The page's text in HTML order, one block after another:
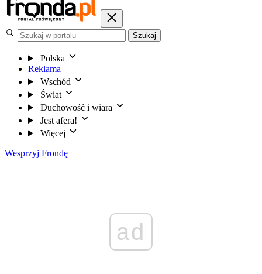
Szukaj
Polska
Reklama
Wschód
Świat
Duchowość i wiara
Jest afera!
Więcej
Wesprzyj Frondę
ad